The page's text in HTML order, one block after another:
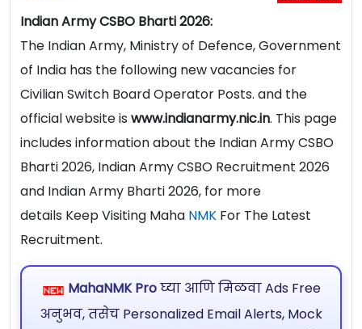
Indian Army CSBO Bharti 2026:
The Indian Army, Ministry of Defence, Government
of India has the following new vacancies for
Civilian Switch Board Operator Posts. and the
official website is www.indianarmy.nic.in. This page
includes information about the Indian Army CSBO
Bharti 2026, Indian Army CSBO Recruitment 2026
and Indian Army Bharti 2026, for more
details Keep Visiting Maha NMK For The Latest
Recruitment.
MahaNMK Proघ्या आणि मिळवा Ads Free
अनुभव, तसेच Personalized Email Alerts, Mock